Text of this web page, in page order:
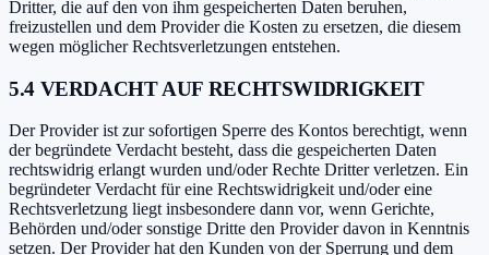
Dritter, die auf den von ihm gespeicherten Daten beruhen,
freizustellen und dem Provider die Kosten zu ersetzen, die diesem
wegen möglicher Rechtsverletzungen entstehen.
5.4 VERDACHT AUF RECHTSWIDRIGKEIT
Der Provider ist zur sofortigen Sperre des Kontos berechtigt, wenn
der begründete Verdacht besteht, dass die gespeicherten Daten
rechtswidrig erlangt wurden und/oder Rechte Dritter verletzen. Ein
begründeter Verdacht für eine Rechtswidrigkeit und/oder eine
Rechtsverletzung liegt insbesondere dann vor, wenn Gerichte,
Behörden und/oder sonstige Dritte den Provider davon in Kenntnis
setzen. Der Provider hat den Kunden von der Sperrung und dem